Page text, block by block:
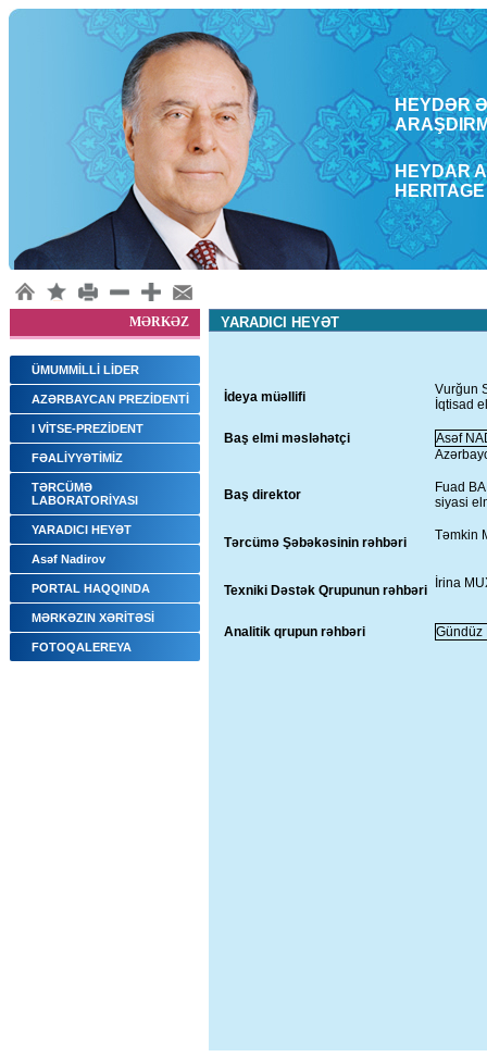
HEYDƏR
HEYDAR
MƏRKƏZ
ÜMUMMİLLİ LİDER
AZƏRBAYCAN PREZİDENTİ
I VİTSE-PREZİDENT
FƏALİYYƏTİMİZ
TƏRCÜMƏ
LABORATORİYASI
YARADICI HEYƏT
Asəf Nadirov
PORTAL HAQQINDA
MƏRKƏZIN XƏRİTƏSİ
FOTOQALEREYA
YARADICI HEYƏT
İdeya müəllifi
Vurğun
İqtisad
Baş elmi məsləhətçi
Asəf
Baş direktor
Fuad
siyasi
Tərcümə Şəbəkəsinin rəhbəri Təmkin
Texniki Dəstək Qrupunun rəhbəri İrina
Analitik qrupun rəhbəri Gündüz